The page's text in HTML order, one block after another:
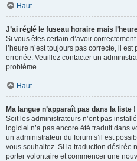
Haut
J’ai réglé le fuseau horaire mais
Si vous êtes certain d’avoir
l’heure n’est toujours pas correcte, il
erronée. Veuillez contacter un
problème.
Haut
Ma langue n’apparaît pas dans la liste !
Soit les administrateurs n’ont pas
logiciel n’a pas encore été traduit dans
un administrateur du forum s’il est
vous souhaitez. Si la traduction désirée
porter volontaire et commencer une